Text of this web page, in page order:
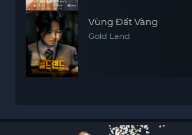
Vùng Đất Vàng
Gold Land